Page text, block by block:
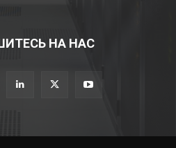
НА НАС